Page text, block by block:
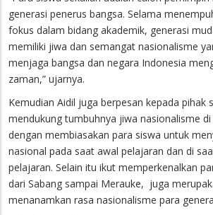
generasi penerus bangsa. Selama
fokus dalam bidang akademik, generasi
memiliki jiwa dan semangat nasionalisme
menjaga bangsa dan negara Indonesia
zaman,” ujarnya.
Kemudian Aidil juga berpesan kepada pihak
mendukung tumbuhnya jiwa nasionalisme
dengan membiasakan para siswa untuk
nasional pada saat awal pelajaran dan di
pelajaran. Selain itu ikut memperkenalkan
dari Sabang sampai Merauke, juga
menanamkan rasa nasionalisme para